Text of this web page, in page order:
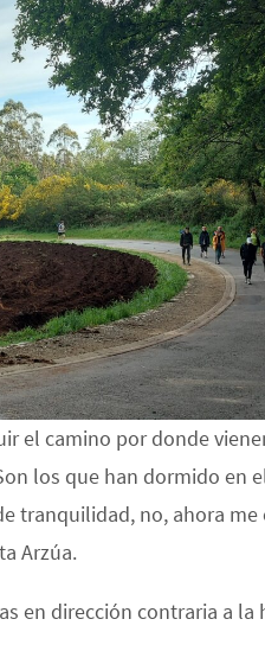
el camino por donde
los que han dormido en
tranquilidad, no, ahora
Arzúa.
en dirección contraria a la